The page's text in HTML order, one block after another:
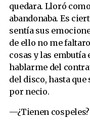
quedara. Lloró
abandonaba. Es
sentía sus
de ello no me
cosas y las embutía
hablarme del
del disco, hasta
por necio.
—¿Tienen cospeles?